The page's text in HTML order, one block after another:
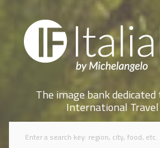
The image bank
International